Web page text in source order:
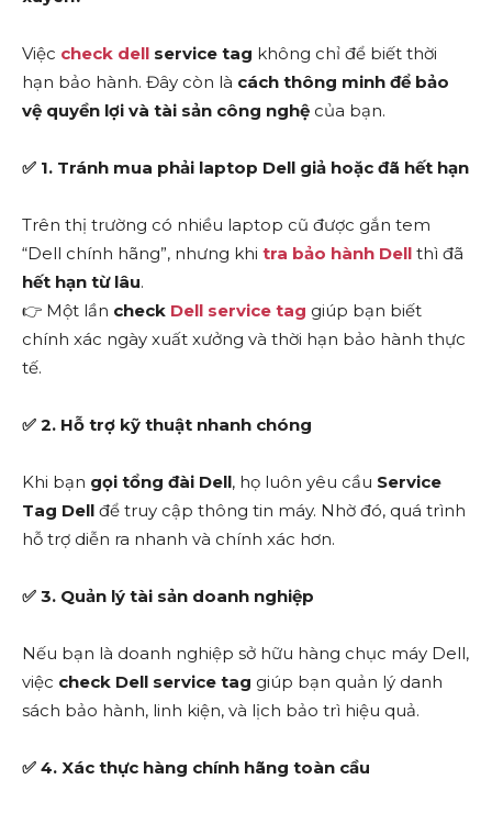
Việc check dell service tag không chỉ để biết thời
hạn bảo hành. Đây còn là cách thông minh để bảo
vệ quyền lợi và tài sản công nghệ của bạn.
✅ 1. Tránh mua phải laptop Dell giả hoặc đã hết hạn
Trên thị trường có nhiều laptop cũ được gắn tem
“Dell chính hãng”, nhưng khi tra bảo hành Dell thì đã
hết hạn từ lâu.
👉 Một lần check Dell service tag giúp bạn biết
chính xác ngày xuất xưởng và thời hạn bảo hành thực
tế.
✅ 2. Hỗ trợ kỹ thuật nhanh chóng
Khi bạn gọi tổng đài Dell, họ luôn yêu cầu Service
Tag Dell để truy cập thông tin máy. Nhờ đó, quá trình
hỗ trợ diễn ra nhanh và chính xác hơn.
✅ 3. Quản lý tài sản doanh nghiệp
Nếu bạn là doanh nghiệp sở hữu hàng chục máy Dell,
việc check Dell service tag giúp bạn quản lý danh
sách bảo hành, linh kiện, và lịch bảo trì hiệu quả.
✅ 4. Xác thực hàng chính hãng toàn cầu